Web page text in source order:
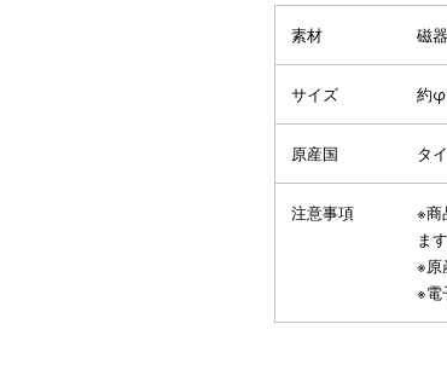
素材 磁器
サイズ 約
原産国 タイ
注意事項
※商
ま
※原
※電